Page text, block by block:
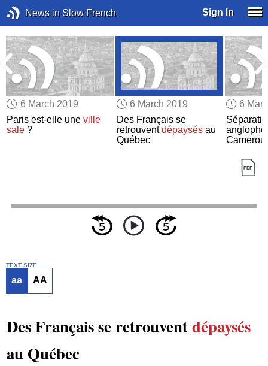
News in Slow French Sign In
6 March 2019
Paris est-elle uneville
sale ?
6 March 2019
Des Français se
retrouventdépaysésau
Québec
6
TEXT SIZE
aa AA
Des Français se retrouventdépaysés
au Québec